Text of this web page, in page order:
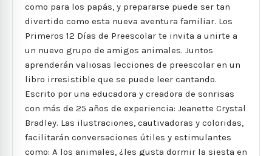
como para los papás, y prepararse puede ser tan
divertido como esta nueva aventura familiar. Los
Primeros 12 Días de Preescolar te invita a unirte a
un nuevo grupo de amigos animales. Juntos
aprenderán valiosas lecciones de preescolar en un
libro irresistible que se puede leer cantando.
Escrito por una educadora y creadora de sonrisas
con más de 25 años de experiencia: Jeanette Crystal
Bradley. Las ilustraciones, cautivadoras y coloridas,
facilitarán conversaciones útiles y estimulantes
como: A los animales, ¿les gusta dormir la siesta en